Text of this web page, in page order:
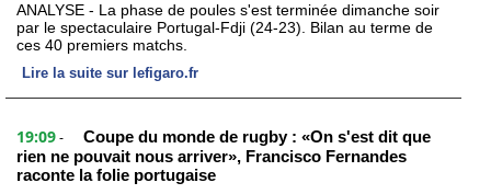
ANALYSE - La phase de poules s'est terminée dimanche soir
par le spectaculaire Portugal-Fdji (24-23). Bilan au terme de
ces 40 premiers matchs.
Lire la suite sur lefigaro.fr
19:09 -
Coupe du monde de rugby : «On s'est dit que
rien ne pouvait nous arriver», Francisco Fernandes
raconte la folie portugaise